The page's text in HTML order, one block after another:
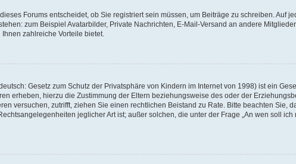
Forums entscheidet, ob Sie registriert sein müssen, um Beiträge zu schreiben. Auf
zum Beispiel Avatarbilder, Private Nachrichten, E-Mail-Versand an andere
zahlreiche Vorteile bietet.
Gesetz zum Schutz der Privatsphäre von Kindern im Internet von 1998) ist ein
erheben, hierzu die Zustimmung der Eltern beziehungsweise des oder der
versuchen, zutrifft, ziehen Sie einen rechtlichen Beistand zu Rate. Bitte beachten Sie,
jeglicher Art ist; außer solchen, die unter der Frage „An wen soll